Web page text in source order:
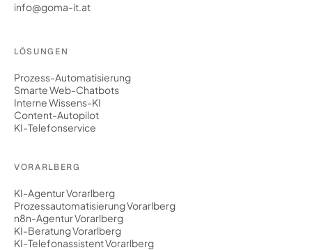
info@goma-it.at
LÖSUNGEN
Prozess-Automatisierung
Smarte Web-Chatbots
Interne Wissens-KI
Content-Autopilot
KI-Telefonservice
VORARLBERG
KI-Agentur Vorarlberg
Prozessautomatisierung Vorarlberg
n8n-Agentur Vorarlberg
KI-Beratung Vorarlberg
KI-Telefonassistent Vorarlberg